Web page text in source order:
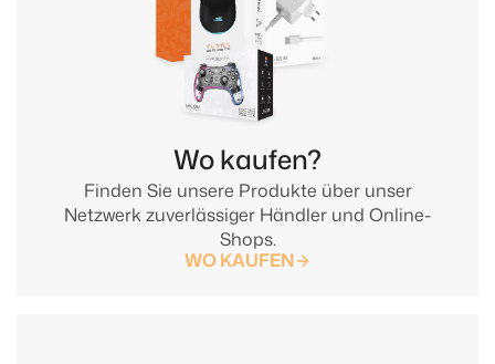
Finden Sie unsere Produkte über unser
Netzwerk zuverlässiger Händler und Online-
Shops.
Wo kaufen?
WO KAUFEN